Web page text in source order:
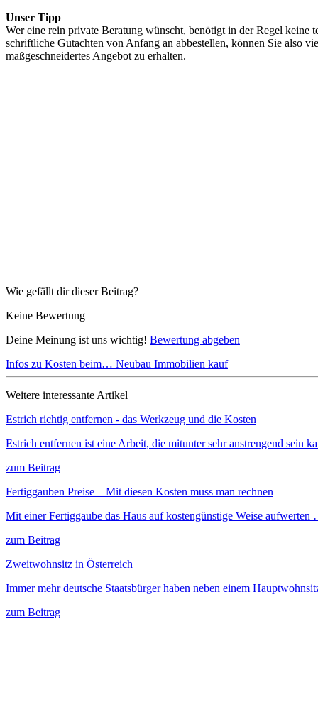
Unser Tipp
Wer eine rein private Beratung wünscht, benötigt in der Regel
schriftliche Gutachten von Anfang an abbestellen, können Sie also
maßgeschneidertes Angebot zu erhalten.
Wie gefällt dir dieser Beitrag?
Keine Bewertung
Deine Meinung ist uns wichtig! Bewertung abgeben
Infos zu Kosten beim… Neubau Immobilien kauf
Weitere interessante Artikel
Estrich richtig entfernen - das Werkzeug und die Kosten
Estrich entfernen ist eine Arbeit, die mitunter sehr anstrengend sein
zum Beitrag
Fertiggauben Preise – Mit diesen Kosten muss man rechnen
Mit einer Fertiggaube das Haus auf kostengünstige Weise aufwerten
zum Beitrag
Zweitwohnsitz in Österreich
Immer mehr deutsche Staatsbürger haben neben einem
zum Beitrag